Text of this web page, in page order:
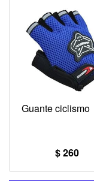
Guante ciclismo
$ 260